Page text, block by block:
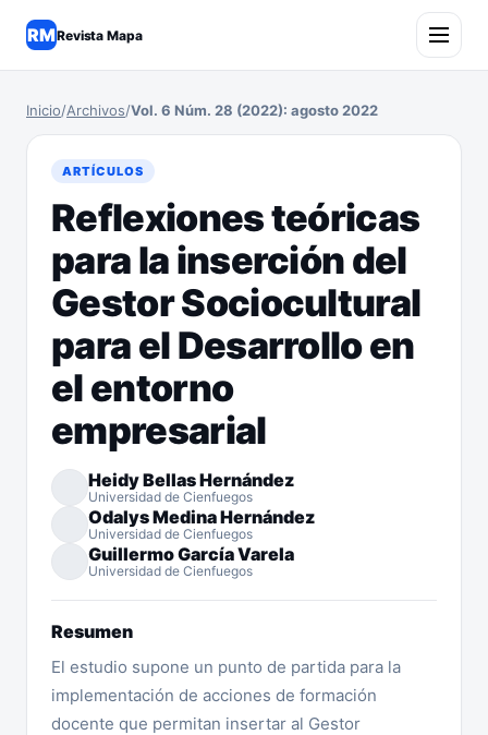
RMRevista Mapa
Inicio/Archivos/Vol. 6 Núm. 28 (2022): agosto 2022
ARTÍCULOS
Reflexiones teóricas
para la inserción del
Gestor Sociocultural
para el Desarrollo en
el entorno
empresarial
Heidy Bellas Hernández
Universidad de Cienfuegos
Odalys Medina Hernández
Universidad de Cienfuegos
Guillermo García Varela
Universidad de Cienfuegos
Resumen
El estudio supone un punto de partida para la
implementación de acciones de formación
docente que permitan insertar al Gestor